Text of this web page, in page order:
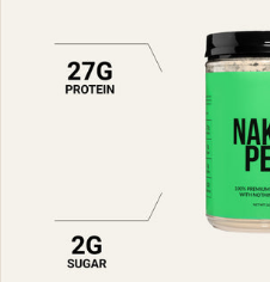
”Micellar Casein“
ODŻYWKI BIAŁKOWE
trawą
Izolat
Białko
Kazeina